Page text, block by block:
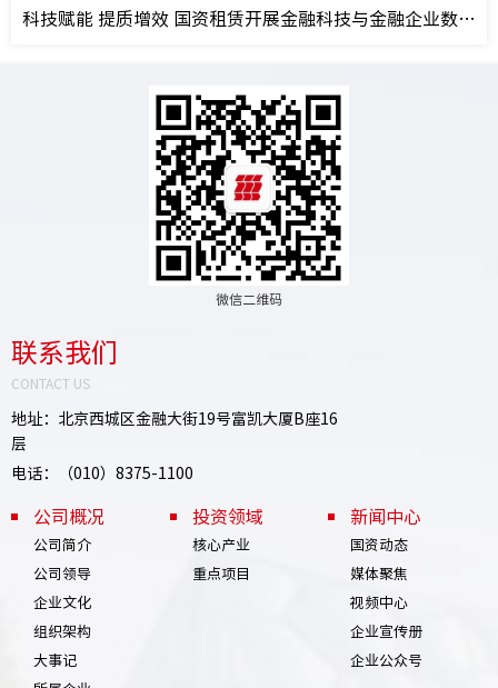
科技赋能 提质增效 国资租赁开展金融科技与金融企业数字化转型专题培训
微信二维码
联系我们
CONTACT US
地址：北京西城区金融大街19号富凯大厦B座16
层
电话：（010）8375-1100
公司概况
公司简介
公司领导
企业文化
组织架构
大事记
投资领域
核心产业
重点项目
新闻中心
国资动态
媒体聚焦
视频中心
企业宣传册
企业公众号